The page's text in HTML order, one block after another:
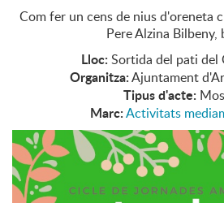
Com fer un cens de nius d'oreneta
Pere Alzina Bilbeny,
Lloc: Sortida del pati del
Organitza:Ajuntament
Tipus d'acte:
Marc:Activitats